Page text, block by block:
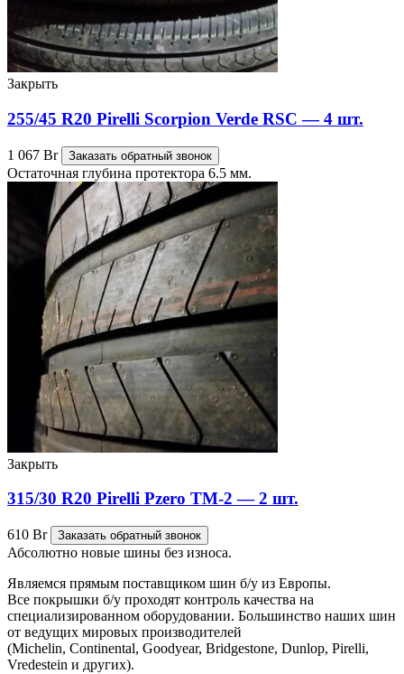
Закрыть
255/45 R20 Pirelli Scorpion Verde RSC — 4 шт.
1 067 Br Заказать обратный звонок
Остаточная глубина протектора 6.5 мм.
Закрыть
315/30 R20 Pirelli Pzero TM-2 — 2 шт.
610 Br Заказать обратный звонок
Абсолютно новые шины без износа.
Являемся прямым поставщиком шин б/у из Европы.
Все покрышки б/у проходят контроль качества на
специализированном оборудовании. Большинство наших шин
от ведущих мировых производителей
(Michelin, Continental, Goodyear, Bridgestone, Dunlop, Pirelli,
Vredestein и других).